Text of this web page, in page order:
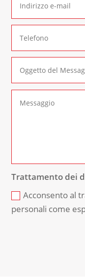
Trattamento dei
Acconsento al
personali come